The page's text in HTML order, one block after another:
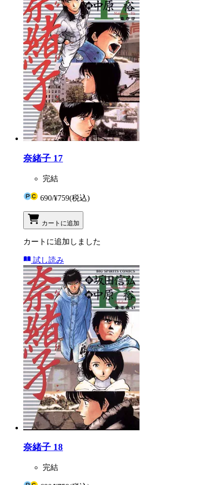
奈緒子 17
完結
690/¥759(税込)
カートに追加
カートに追加しました
試し読み
奈緒子 18
完結